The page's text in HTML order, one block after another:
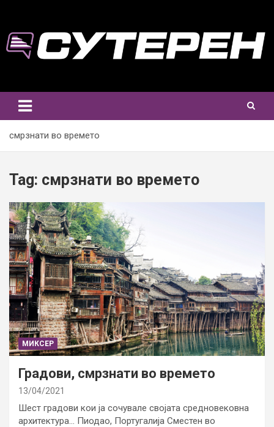
content
смрзнати во времето
Tag: смрзнати во времето
МИКСЕР
Градови, смрзнати во времето
13/04/2021
Шест градови кои ја сочувале својата средновековна
архитектура… Пиодао, Португалија Сместен во